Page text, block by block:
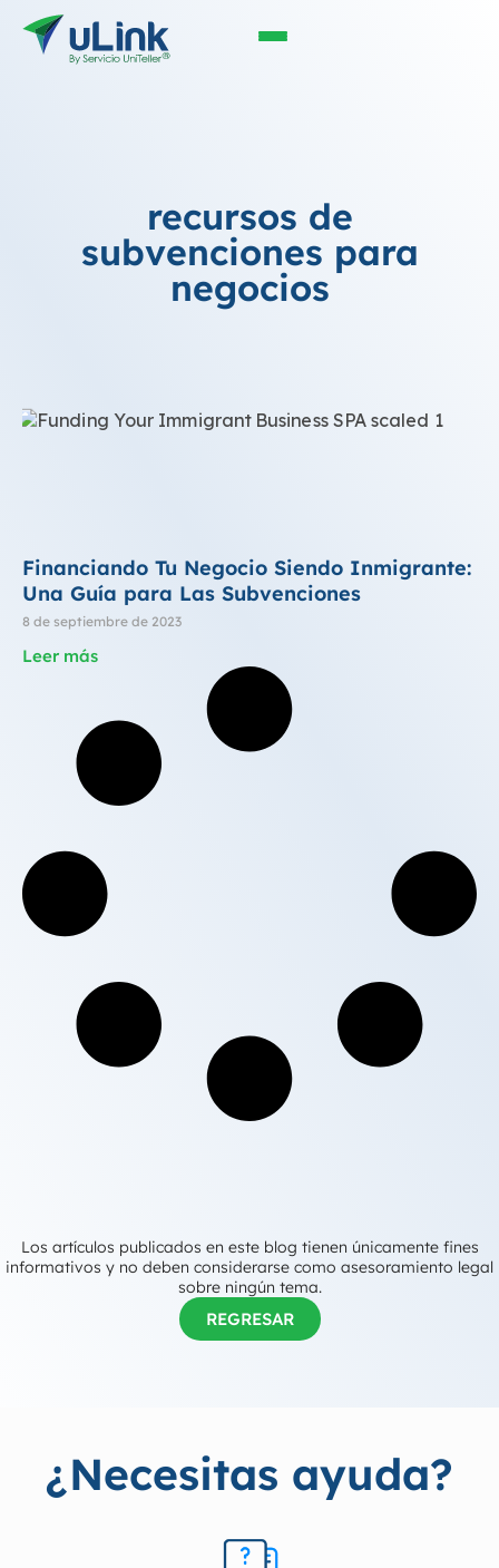
recursos de
subvenciones para
negocios
Financiando Tu Negocio Siendo Inmigrante:
Una Guía para Las Subvenciones
8 de septiembre de 2023
Leer más
Los artículos publicados en este blog tienen únicamente fines
informativos y no deben considerarse como asesoramiento legal
sobre ningún tema.
REGRESAR
¿Necesitas ayuda?